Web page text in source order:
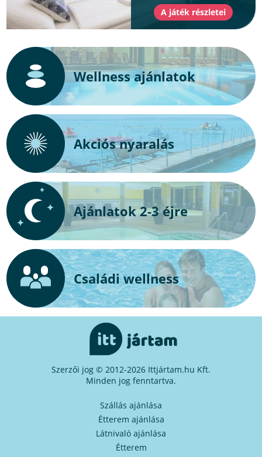
Wellness ajánlatok
Akciós nyaralás
Ajánlatok 2-3 éjre
Családi wellness
Szerzői jog © 2012-2026 Ittjártam.hu Kft.
Minden jog fenntartva.
Szállás ajánlása
Étterem ajánlása
Látnivaló ajánlása
Étterem